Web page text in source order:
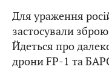
Для ураження
застосували
Йдеться про
дрони FP-1 та